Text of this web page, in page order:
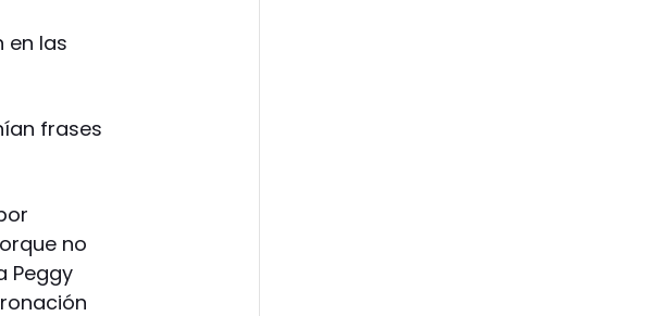
en las
frases
no
Peggy